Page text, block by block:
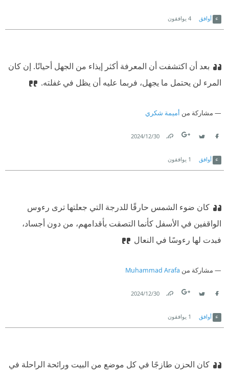
أوافق 4 يوافقون
بعد أن اكتشفت أن المعرفة أكثر إيذاء من الجهل أحيانًا. إن كان
المرء لن يحتمل ما يجهل، فربما عليه أن يظل في غفلته.
مشاركة من أميمة شكري
30‏/12‏/2024
أوافق 1 يوافقون
كان ضوء الشمس حارقًا للدرجة التي جعلتها ترى رءوس
الواقفين في الأسفل كأنما التصقت بأقدامهم، من دون أجساد،
فبدت لها رءوسًا في النعال
مشاركة من Muhammad Arafa
30‏/12‏/2024
أوافق 1 يوافقون
كان الحزن طازجًا في كل موضع من البيت ورائحة الراحلة في